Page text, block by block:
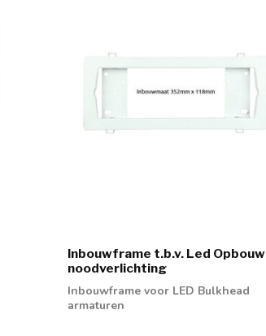
Inbouwframe t.b.v. Led Opbouw
noodverlichting
Inbouwframe voor LED Bulkhead
armaturen